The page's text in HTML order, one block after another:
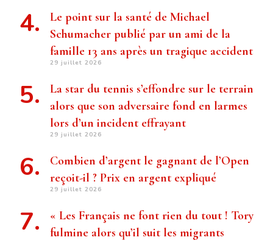
Le point sur la santé de Michael
Schumacher publié par un ami de la
famille 13 ans après un tragique accident
29 juillet 2026
La star du tennis s’effondre sur le terrain
alors que son adversaire fond en larmes
lors d’un incident effrayant
29 juillet 2026
Combien d’argent le gagnant de l’Open
reçoit-il ? Prix ​​en argent expliqué
29 juillet 2026
« Les Français ne font rien du tout ! Tory
fulmine alors qu’il suit les migrants